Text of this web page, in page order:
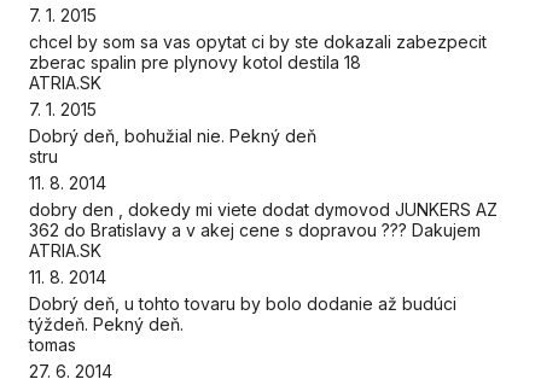
7. 1. 2015
chcel by som sa vas opytat ci by ste dokazali zabezpecit
zberac spalin pre plynovy kotol destila 18
ATRIA.SK
7. 1. 2015
Dobrý deň, bohužial nie. Pekný deň
stru
11. 8. 2014
dobry den , dokedy mi viete dodat dymovod JUNKERS AZ
362 do Bratislavy a v akej cene s dopravou ??? Dakujem
ATRIA.SK
11. 8. 2014
Dobrý deň, u tohto tovaru by bolo dodanie až budúci
týždeň. Pekný deň.
tomas
27. 6. 2014